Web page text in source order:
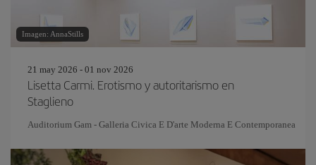
Imagen: AnnaStills
21 may 2026 - 01 nov 2026
Lisetta Carmi. Erotismo y autoritarismo en
Staglieno
Auditorium Gam - Galleria Civica E D'arte Moderna E Contemporanea